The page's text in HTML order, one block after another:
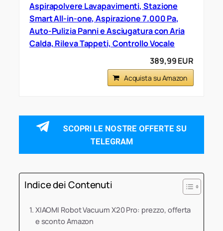
Aspirapolvere Lavapavimenti, Stazione
Smart All-in-one, Aspirazione 7.000 Pa,
Auto-Pulizia Panni e Asciugatura con Aria
Calda, Rileva Tappeti, Controllo Vocale
389,99 EUR
Acquista su Amazon
SCOPRI LE NOSTRE OFFERTE SU
TELEGRAM
Indice dei Contenuti
XIAOMI Robot Vacuum X20 Pro: prezzo, offerta
e sconto Amazon